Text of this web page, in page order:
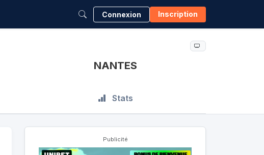
Connexion Inscription
NANTES
Stats
Publicité